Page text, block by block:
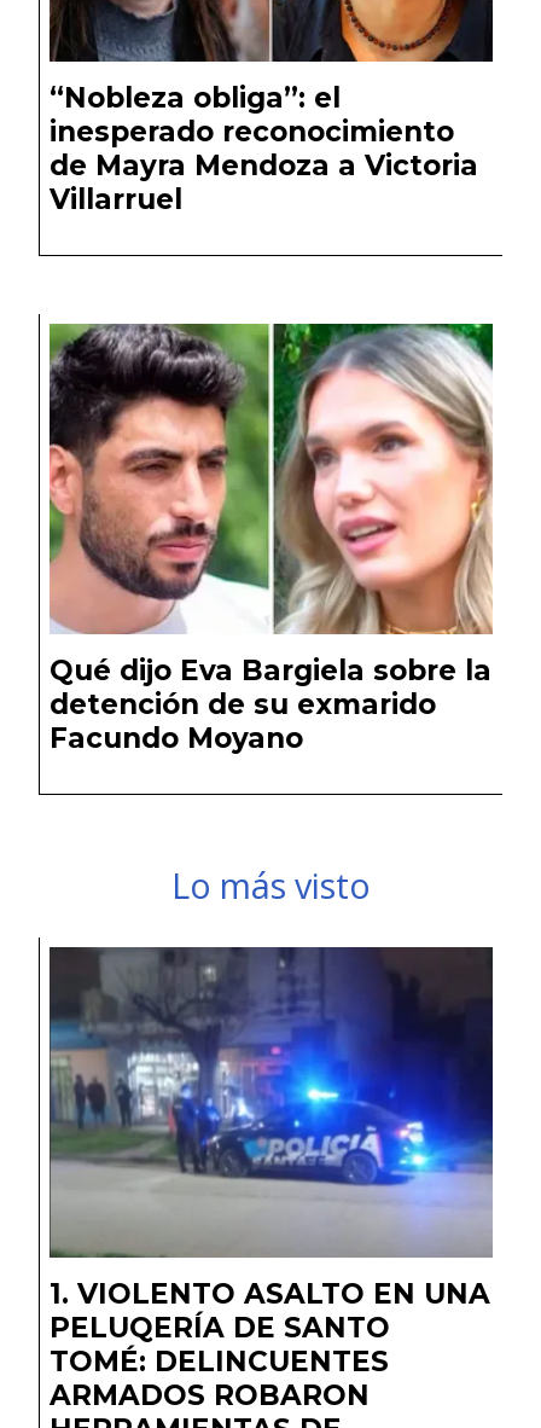
“Nobleza obliga”: el
inesperado reconocimiento
de Mayra Mendoza a Victoria
Villarruel
Qué dijo Eva Bargiela sobre la
detención de su exmarido
Facundo Moyano
Lo más visto
VIOLENTO ASALTO EN UNA
PELUQERÍA DE SANTO
TOMÉ: DELINCUENTES
ARMADOS ROBARON